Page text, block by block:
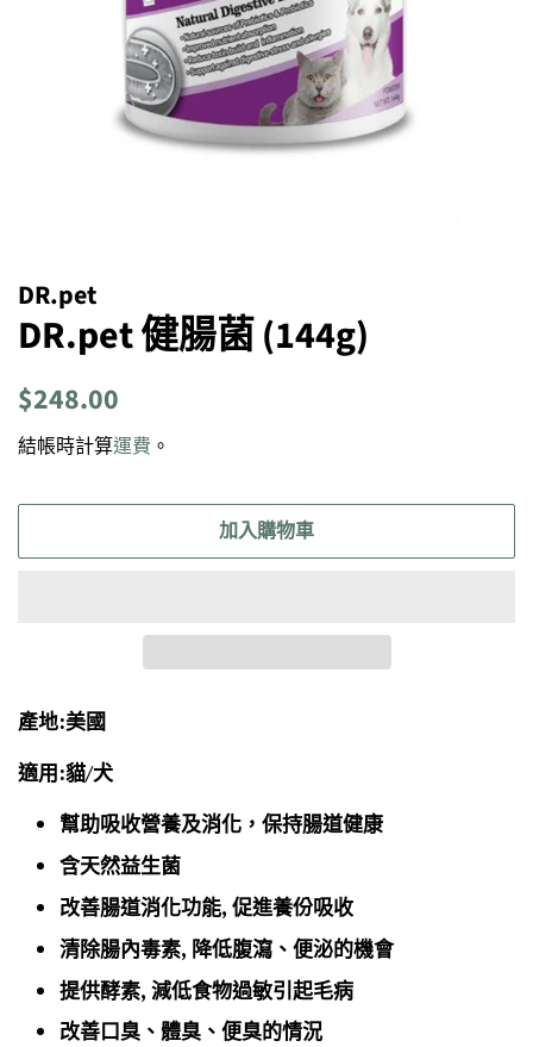
DR.pet
DR.pet 健腸菌 (144g)
定
$248.00
結帳時計算運費 。
加入購物車
產地:美國
適用:貓/犬
幫助吸收營養及消化，保持腸道健康
含天然益生菌
改善腸道消化功能, 促進養份吸收
清除腸內毒素, 降低腹瀉、便泌的機會
提供酵素, 減低食物過敏引起毛病
改善口臭、體臭、便臭的情況